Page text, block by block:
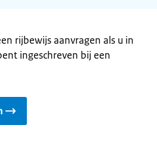
rijbewijs aanvragen als u in
ingeschreven bij een